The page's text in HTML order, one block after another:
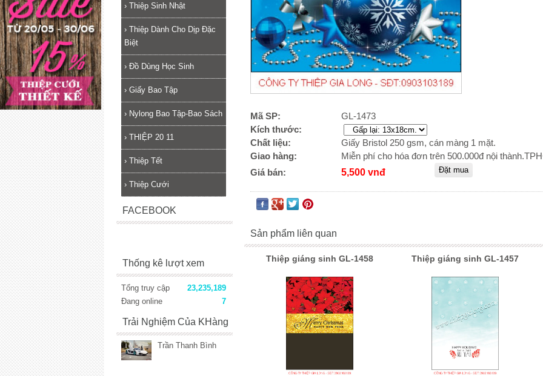
Mã SP:
GL-1473
Kích thước:
Chất liệu:
Giấy Bristol 250 gsm, cán màng 1 mặt.
Giao hàng:
Miễn phí cho hóa đơn trên 500.000đ nội
Giá bán:
5,500 vnđ
Sản phẩm liên quan
Thiệp giáng sinh GL-1458 Thiệp giáng sinh GL-1457
› Thiệp Sinh Nhật
› Thiệp Dành Cho Dịp Đặc
Biệt
› Đồ Dùng Học Sinh
› Giấy Bao Tập
› Nylong Bao Tập-Bao Sách
› THIỆP 20 11
› Thiệp Tết
› Thiệp Cưới
FACEBOOK
Thống kê lượt xem
Tổng truy cập
23,235,189
Đang online
7
Trải Nghiệm Của KHàng
Trần Thanh Bình